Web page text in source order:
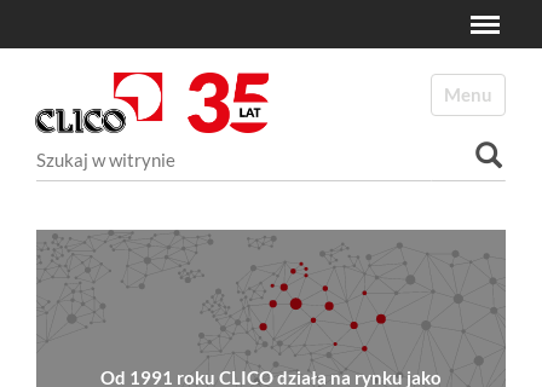
Toggle
Od 1991 roku CLICO działa na rynku jako